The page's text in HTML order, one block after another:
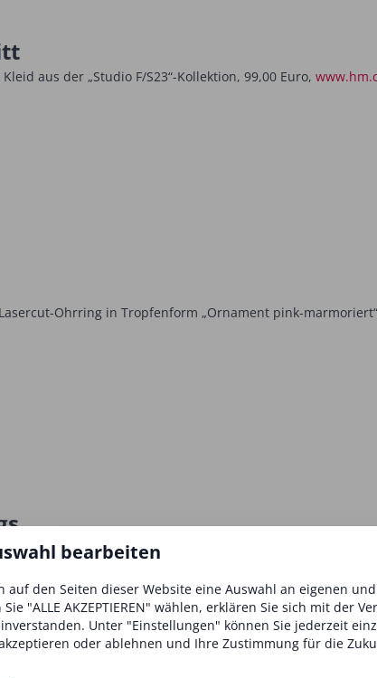
aus der „Studio F/S23“-Kollektion, 99,00 Euro,
Ohrring in Tropfenform „Ornament pink-
in der Farbe „rasperry sorbet“, 129,95 Euro,
bearbeiten
auf den Seiten dieser Website eine Auswahl an eigenen
Sie "ALLE AKZEPTIEREN" wählen, erklären Sie sich mit der
Unter "Einstellungen" können Sie jederzeit
oder ablehnen und Ihre Zustimmung für die